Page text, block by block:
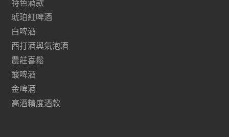
特色酒款
琥珀紅啤酒
白啤酒
西打酒與氣泡酒
農莊喜鬆
酸啤酒
金啤酒
高酒精度酒款